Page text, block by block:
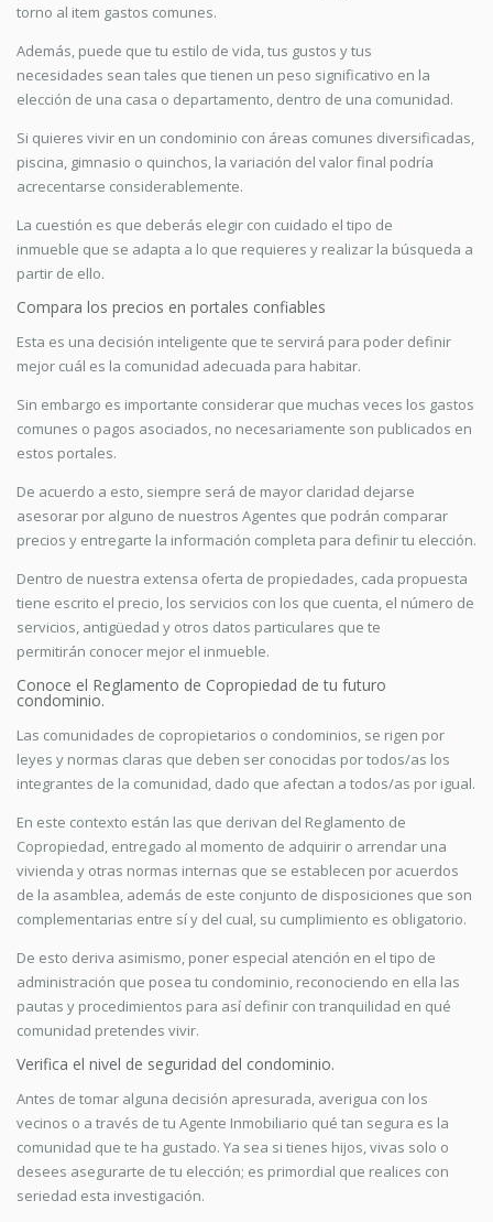
torno al item gastos comunes.
Además, puede que tu estilo de vida, tus gustos y tus
necesidades sean tales que tienen un peso significativo en la
elección de una casa o departamento, dentro de una comunidad.
Si quieres vivir en un condominio con áreas comunes diversificadas,
piscina, gimnasio o quinchos, la variación del valor final podría
acrecentarse considerablemente.
La cuestión es que deberás elegir con cuidado el tipo de
inmueble que se adapta a lo que requieres y realizar la búsqueda a
partir de ello.
Compara los precios en portales confiables
Esta es una decisión inteligente que te servirá para poder definir
mejor cuál es la comunidad adecuada para habitar.
Sin embargo es importante considerar que muchas veces los gastos
comunes o pagos asociados, no necesariamente son publicados en
estos portales.
De acuerdo a esto, siempre será de mayor claridad dejarse
asesorar por alguno de nuestros Agentes que podrán comparar
precios y entregarte la información completa para definir tu elección.
Dentro de nuestra extensa oferta de propiedades, cada propuesta
tiene escrito el precio, los servicios con los que cuenta, el número de
servicios, antigüedad y otros datos particulares que te
permitirán conocer mejor el inmueble.
Conoce el Reglamento de Copropiedad de tu futuro
condominio.
Las comunidades de copropietarios o condominios, se rigen por
leyes y normas claras que deben ser conocidas por todos/as los
integrantes de la comunidad, dado que afectan a todos/as por igual.
En este contexto están las que derivan del Reglamento de
Copropiedad, entregado al momento de adquirir o arrendar una
vivienda y otras normas internas que se establecen por acuerdos
de la asamblea, además de este conjunto de disposiciones que son
complementarias entre sí y del cual, su cumplimiento es obligatorio.
De esto deriva asimismo, poner especial atención en el tipo de
administración que posea tu condominio, reconociendo en ella las
pautas y procedimientos para así definir con tranquilidad en qué
comunidad pretendes vivir.
Verifica el nivel de seguridad del condominio.
Antes de tomar alguna decisión apresurada, averigua con los
vecinos o a través de tu Agente Inmobiliario qué tan segura es la
comunidad que te ha gustado. Ya sea si tienes hijos, vivas solo o
desees asegurarte de tu elección; es primordial que realices con
seriedad esta investigación.